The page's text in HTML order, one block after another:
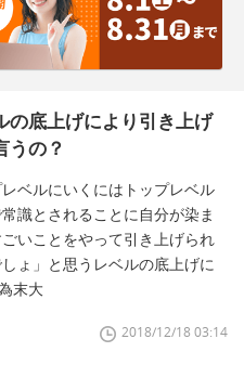
の底上げにより引き上げ
うの？
ベルにいくにはトップレベル
識とされることに自分が染ま
いことをやって引き上げられ
ょ」と思うレベルの底上げに
末大
2018/12/18 03:14